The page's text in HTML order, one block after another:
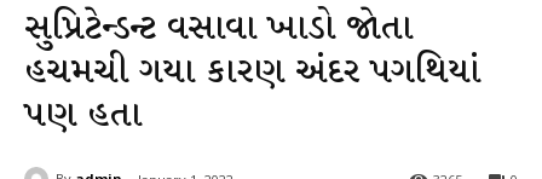
સુપ્રિટેન્ડન્ટ વસાવા ખાડો જોતા
હચમચી ગયા કારણ અંદર પગથિયાં
પણ હતા